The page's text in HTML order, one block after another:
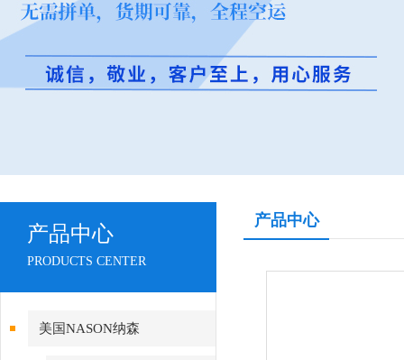
产品中心
PRODUCTS CENTER
美国NASON纳森
产品中心